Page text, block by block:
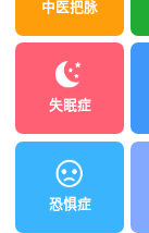
中医把脉
失眠症
恐惧症